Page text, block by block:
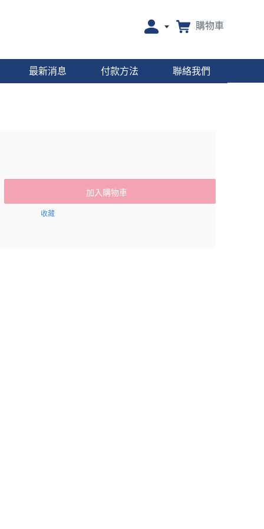
購物車
最新消息 付款方法 聯絡我們
加入購物車
收藏